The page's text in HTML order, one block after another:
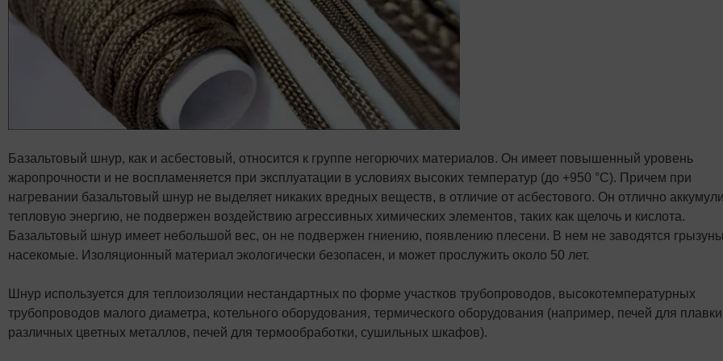
Базальтовый шнур, как и асбестовый, относится к группе негорючих материалов. Он имеет повышенный уровень
жаропрочности и не воспламеняется при эксплуатации в условиях высоких температур (до +950 °C). Причем при
нагревании базальтовый шнур не выделяет никаких вредных веществ, в отличие от асбестового. Он отлично
тепловую энергию, не подвержен воздействию агрессивных химических элементов, таких как щелочь и кислота.
Базальтовый шнур имеет небольшой вес, он не подвержен гниению, появлению плесени. В нем не заводятся
насекомые. Изоляционный материал экологически безопасен, и может прослужить около 50 лет.
Шнур используется для теплоизоляции нестандартных по форме участков трубопроводов, высокотемпературных
трубопроводов малого диаметра, котельного оборудования, термического оборудования (например, печей для плавки
различных цветных металлов, печей для термообработки, сушильных шкафов).